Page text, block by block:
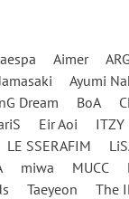
aespa Aimer
Ayumi
Dream BoA
Eir Aoi ITZY
LE SSERAFIM
miwa MUCC
Taeyeon
The